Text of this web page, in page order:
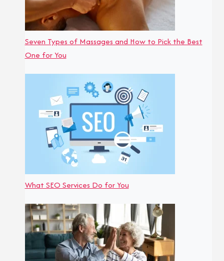
Seven Types of Massages and How to Pick the Best
One for You
What SEO Services Do for You